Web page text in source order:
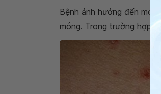
Bệnh ảnh hưởng đến
móng. Trong trường hợp